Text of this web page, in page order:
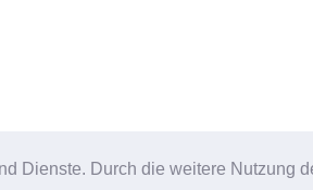
Dienste. Durch die weitere Nutzung